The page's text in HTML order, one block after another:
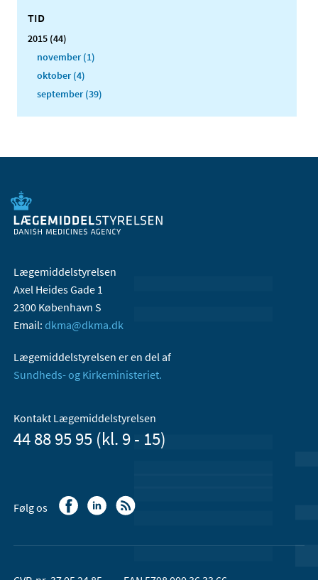
TID
2015 (44)
november (1)
oktober (4)
september (39)
Lægemiddelstyrelsen
Axel Heides Gade 1
2300 København S
Email: dkma@dkma.dk
Lægemiddelstyrelsen er en del af
Sundheds- og Kirkeministeriet.
Kontakt Lægemiddelstyrelsen
44 88 95 95 (kl. 9 - 15)
Følg os